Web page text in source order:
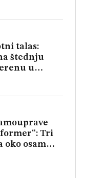
talas:
štednju
u
Tri
oko osam